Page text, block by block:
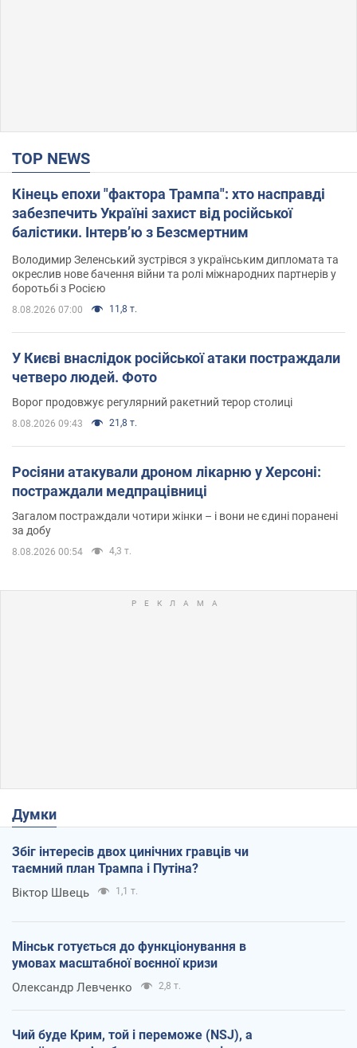
TOP NEWS
Кінець епохи "фактора Трампа": хто насправді
забезпечить Україні захист від російської
балістики. Інтерв’ю з Безсмертним
Володимир Зеленський зустрівся з українським дипломата та
окреслив нове бачення війни та ролі міжнародних партнерів у
боротьбі з Росією
8.08.2026 07:00 11,8 т.
У Києві внаслідок російської атаки постраждали
четверо людей. Фото
Ворог продовжує регулярний ракетний терор столиці
8.08.2026 09:43 21,8 т.
Росіяни атакували дроном лікарню у Херсоні:
постраждали медпрацівниці
Загалом постраждали чотири жінки – і вони не єдині поранені
за добу
8.08.2026 00:54 4,3 т.
Думки
Збіг інтересів двох цинічних гравців чи
таємний план Трампа і Путіна?
Віктор Швець 1,1 т.
Мінськ готується до функціонування в
умовах масштабної воєнної кризи
Олександр Левченко 2,8 т.
Чий буде Крим, той і переможе (NSJ), а